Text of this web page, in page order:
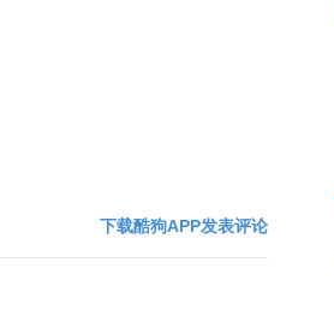
下载酷狗APP发表评论